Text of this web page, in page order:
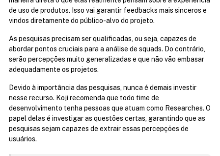
de uso de produtos. Isso vai garantir feedbacks mais sinceros e
vindos diretamente do público-alvo do projeto.
As pesquisas precisam ser qualificadas, ou seja, capazes de
abordar pontos cruciais para a análise de squads. Do contrário,
serão percepções muito generalizadas e que não vão embasar
adequadamente os projetos.
Devido à importância das pesquisas, nunca é demais investir
nesse recurso. Koji recomenda que todo time de
desenvolvimento tenha pessoas que atuam como Researches. O
papel delas é investigar as questões certas, garantindo que as
pesquisas sejam capazes de extrair essas percepções de
usuários.